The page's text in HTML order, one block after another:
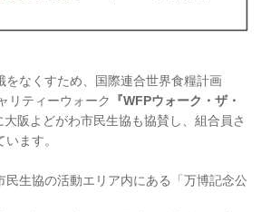
をなくすため、国際連合世界食糧計画
リティーウォーク
『WFPウォーク・ザ・
大阪よどがわ市民生協も協賛し、組合員さ
ます。
民生協の活動エリア内にある「万博記念公